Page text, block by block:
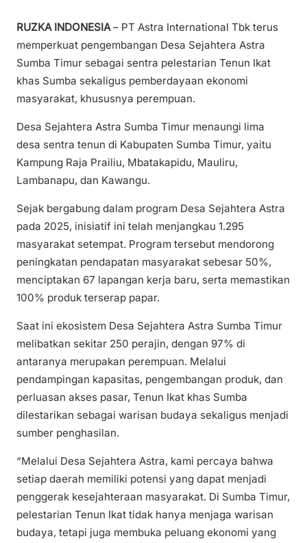
RUZKA INDONESIA– PT Astra International Tbk terus
memperkuat pengembangan Desa Sejahtera Astra
Sumba Timur sebagai sentra pelestarian Tenun Ikat
khas Sumba sekaligus pemberdayaan ekonomi
masyarakat, khususnya perempuan.
Desa Sejahtera Astra Sumba Timur menaungi lima
desa sentra tenun di Kabupaten Sumba Timur, yaitu
Kampung Raja Prailiu, Mbatakapidu, Mauliru,
Lambanapu, dan Kawangu.
Sejak bergabung dalam program Desa Sejahtera Astra
pada 2025, inisiatif ini telah menjangkau 1.295
masyarakat setempat. Program tersebut mendorong
peningkatan pendapatan masyarakat sebesar 50%,
menciptakan 67 lapangan kerja baru, serta memastikan
100% produk terserap papar.
Saat ini ekosistem Desa Sejahtera Astra Sumba Timur
melibatkan sekitar 250 perajin, dengan 97% di
antaranya merupakan perempuan. Melalui
pendampingan kapasitas, pengembangan produk, dan
perluasan akses pasar, Tenun Ikat khas Sumba
dilestarikan sebagai warisan budaya sekaligus menjadi
sumber penghasilan.
“Melalui Desa Sejahtera Astra, kami percaya bahwa
setiap daerah memiliki potensi yang dapat menjadi
penggerak kesejahteraan masyarakat. Di Sumba Timur,
pelestarian Tenun Ikat tidak hanya menjaga warisan
budaya, tetapi juga membuka peluang ekonomi yang